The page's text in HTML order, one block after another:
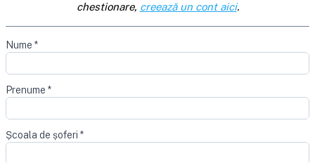
chestionare, creează un cont aici.
Nume *
Prenume *
Școala de șoferi *